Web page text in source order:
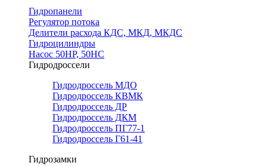
Гидропанели
Регулятор потока
Делители расхода КДС, МКД, МКДС
Гидроцилиндры
Насос 50НР, 50НС
Гидродроссели
Гидродроссель МДО
Гидродроссель КВМК
Гидродроссель ДР
Гидродроссель ДКМ
Гидродроссель ПГ77-1
Гидродроссель Г61-41
Гидрозамки